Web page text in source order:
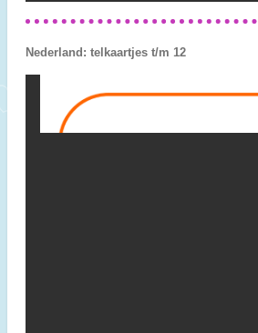
Nederland: telkaartjes t/m 12